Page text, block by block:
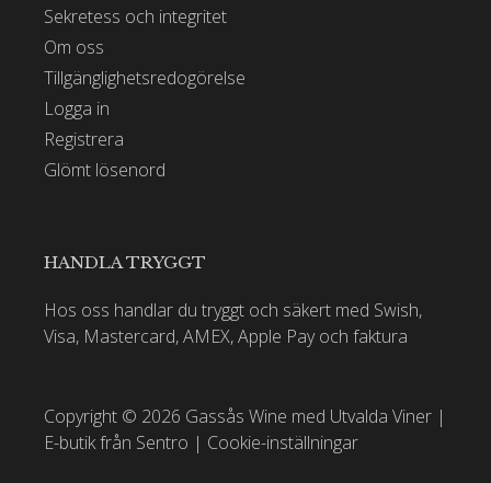
Sekretess och integritet
Om oss
Tillgänglighetsredogörelse
Logga in
Registrera
Glömt lösenord
HANDLA TRYGGT
Hos oss handlar du tryggt och säkert med Swish,
Visa, Mastercard, AMEX, Apple Pay och faktura
Copyright © 2026 Gassås Wine med Utvalda Viner |
E-butik från Sentro | Cookie-inställningar